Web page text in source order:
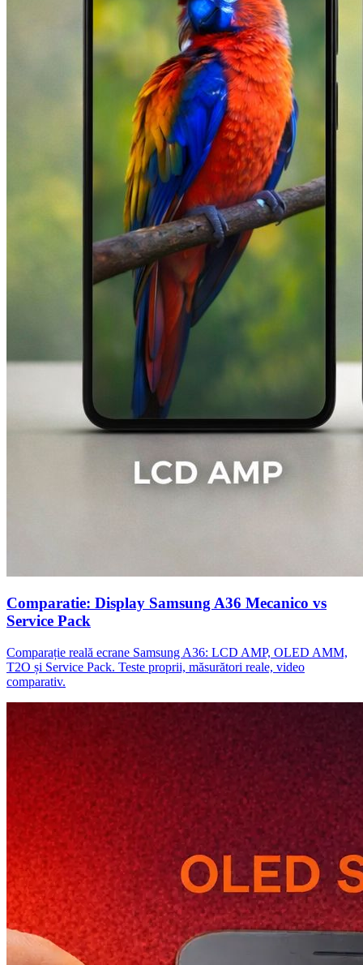
Comparatie: Display Samsung A36 Mecanico vs
Service Pack
Comparație reală ecrane Samsung A36: LCD AMP, OLED AMM,
T2O și Service Pack. Teste proprii, măsurători reale, video
comparativ.